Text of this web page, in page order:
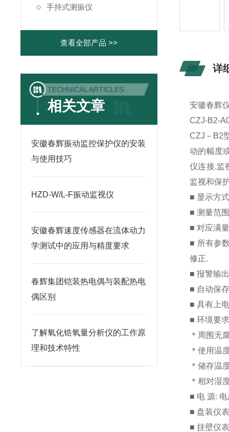
手持式测振仪
查看全部产品 >>
TECHNICAL ARTICLES
相关文章
安徽春辉振动监控保护仪的安装
与使用技巧
HZD-W/L-F振动监视仪
安徽春辉速度传感器在流体动力
学测试中的应用与精度要求
春辉集团铠装热电偶与装配热电
偶区别
了解氧化锆氧量分析仪的工作原
理和技术特性
详
安徽春辉
CZJ-B2-
CZJ－B2
动的幅度
仪连接.监
监视和保
■ 显示方
■ 测量范
■ 对应满
■ 所有参
修正.
■ 报警输
■ 自动保
■ 具有上
■ 环境要
＊周围无
＊使用温
＊储存温
＊相对湿
■ 电 源:
■ 盘装仪
■ 挂壁仪